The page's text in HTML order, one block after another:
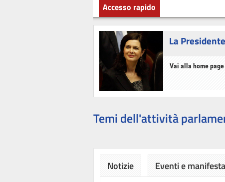
Accesso rapido
La Presidente
Vai alla home
Temi dell'attività
Notizie Eventi e